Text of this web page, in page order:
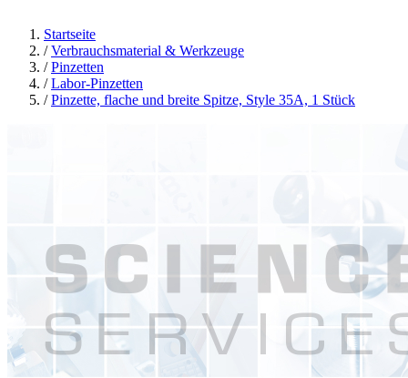
Startseite
/ Verbrauchsmaterial & Werkzeuge
/ Pinzetten
/ Labor-Pinzetten
/ Pinzette, flache und breite Spitze, Style 35A, 1 Stück